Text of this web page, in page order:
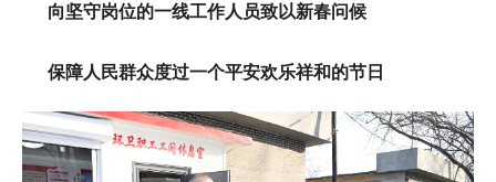
向坚守岗位的一线工作人员致以新春问候
保障人民群众度过一个平安欢乐祥和的节日